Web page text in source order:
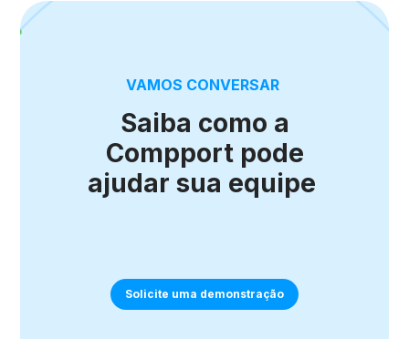
VAMOS CONVERSAR
Saiba como a
Compport pode
ajudar sua equipe
Solicite uma demonstração